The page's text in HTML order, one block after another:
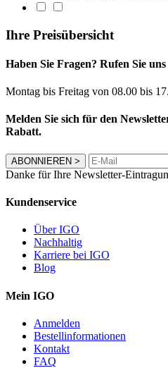
Ihre Preisübersicht
Haben Sie Fragen? Rufen Sie
Montag bis Freitag von 08.00 bis
Melden Sie sich für den
Rabatt.
ABONNIEREN >
Danke für Ihre Newsletter-
Kundenservice
Über IGO
Nachhaltig
Karriere bei IGO
Blog
Mein IGO
Anmelden
Bestellinformationen
Kontakt
FAQ